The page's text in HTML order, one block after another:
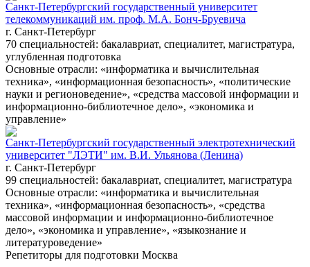
Санкт-Петербургский государственный университет
телекоммуникаций им. проф. М.А. Бонч-Бруевича
г. Санкт-Петербург
70 специальностей: бакалавриат, специалитет, магистратура,
углубленная подготовка
Основные отрасли: «информатика и вычислительная
техника», «информационная безопасность», «политические
науки и регионоведение», «средства массовой информации и
информационно-библиотечное дело», «экономика и
управление»
Санкт-Петербургский государственный электротехнический
университет "ЛЭТИ" им. В.И. Ульянова (Ленина)
г. Санкт-Петербург
99 специальностей: бакалавриат, специалитет, магистратура
Основные отрасли: «информатика и вычислительная
техника», «информационная безопасность», «средства
массовой информации и информационно-библиотечное
дело», «экономика и управление», «языкознание и
литературоведение»
Репетиторы для подготовки Москва